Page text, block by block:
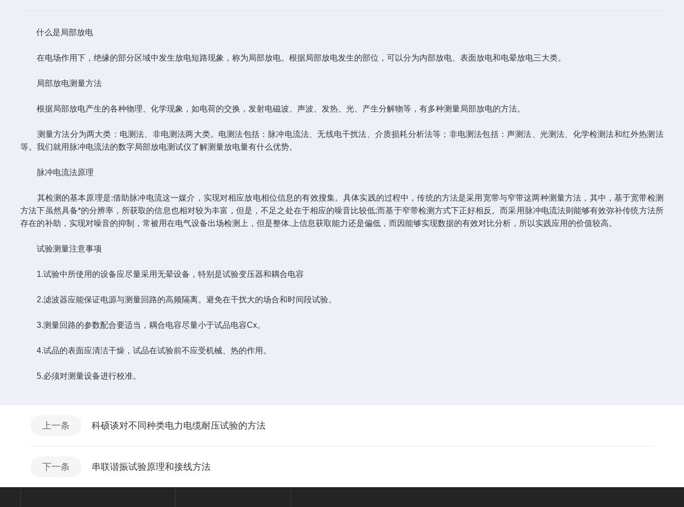
什么是局部放电
在电场作用下，绝缘的部分区域中发生放电短路现象，称为局部放电。根据局部放电发生的部位，可以分为内部放电、表面放电和电晕放电三大类。
局部放电测量方法
根据局部放电产生的各种物理、化学现象，如电荷的交换，发射电磁波、声波、发热、光、产生分解物等，有多种测量局部放电的方法。
测量方法分为两大类：电测法、非电测法两大类。电测法包括：脉冲电流法、无线电干扰法、介质损耗分析法等；非电测法包括：声测法、光测法、化学检测法和红外热测法
等。我们就用脉冲电流法的数字局部放电测试仪了解测量放电量有什么优势。
脉冲电流法原理
其检测的基本原理是:借助脉冲电流这一媒介，实现对相应放电相位信息的有效搜集。具体实践的过程中，传统的方法是采用宽带与窄带这两种测量方法，其中，基于宽带检测
方法下虽然具备*的分辨率，所获取的信息也相对较为丰富，但是，不足之处在于相应的噪音比较低;而基于窄带检测方式下正好相反。而采用脉冲电流法则能够有效弥补传统方法所
存在的补助，实现对噪音的抑制，常被用在电气设备出场检测上，但是整体.上信息获取能力还是偏低，而因能够实现数据的有效对比分析，所以实践应用的价值较高。
试验测量注意事项
1.试验中所使用的设备应尽量采用无晕设备，特别是试验变压器和耦合电容
2.滤波器应能保证电源与测量回路的高频隔离。避免在干扰大的场合和时间段试验。
3.测量回路的参数配合要适当，耦合电容尽量小于试品电容Cx。
4.试品的表面应清洁干燥，试品在试验前不应受机械、热的作用。
5.必须对测量设备进行校准。
上一条 科硕谈对不同种类电力电缆耐压试验的方法
下一条 串联谐振试验原理和接线方法